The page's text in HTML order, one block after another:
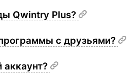
Qwintry Plus?
с друзьями?
аккаунт?